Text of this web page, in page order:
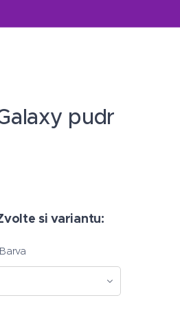
pudr
si variantu:
Barva